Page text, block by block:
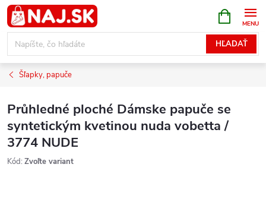
Prejsť
na
obsah
HĽADAŤ
KOŠÍK
Šľapky, papuče
Průhledné ploché Dámske papuče se
syntetickým kvetinou nuda vobetta /
3774 NUDE
Kód: Zvoľte variant